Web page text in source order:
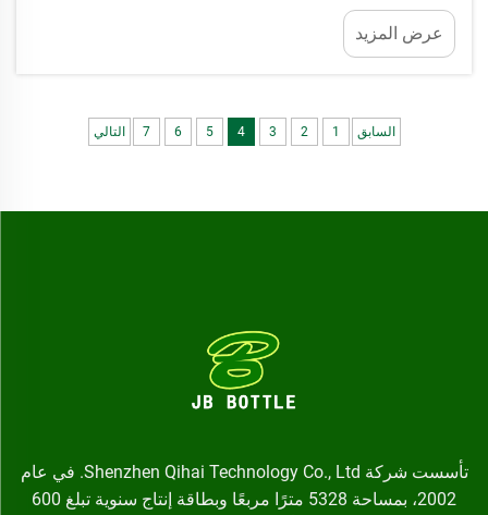
التحكُّم في كمية المنتج المستخدمة. سواء كنتِ تطبِّقين
الزيت على البشرة أو المصلّ على الشعر، فإن زجاجات
القطرات تساعدكِ على الحصول على الكمية المناسبة
عرض المزيد
السابق 1
2
3
4
5
6
7 التالي
تأسست شركة Shenzhen Qihai Technology Co., Ltd. في عام
2002، بمساحة 5328 مترًا مربعًا وبطاقة إنتاج سنوية تبلغ 600